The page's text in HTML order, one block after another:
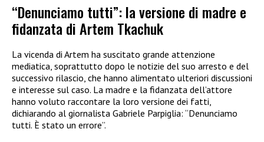
“Denunciamo tutti”: la versione di madre e
fidanzata di Artem Tkachuk
La vicenda di Artem ha suscitato grande attenzione
mediatica, soprattutto dopo le notizie del suo arresto e del
successivo rilascio, che hanno alimentato ulteriori discussioni
e interesse sul caso. La madre e la fidanzata dell’attore
hanno voluto raccontare la loro versione dei fatti,
dichiarando al giornalista Gabriele Parpiglia: “Denunciamo
tutti. È stato un errore”.